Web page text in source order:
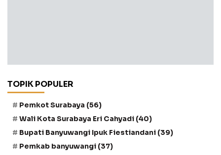
TOPIK POPULER
Pemkot Surabaya (56)
Wali Kota Surabaya Eri Cahyadi (40)
Bupati Banyuwangi Ipuk Fiestiandani (39)
Pemkab banyuwangi (37)